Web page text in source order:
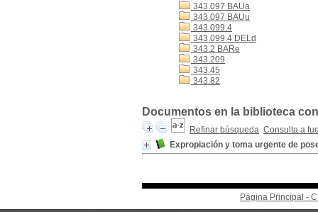
343.097 BAUa
343.097 BAUu
343.099.4
343.099.4 DELd
343.2 BARe
343.209
343.45
343.82
Documentos en la biblioteca
Refinar búsqueda Consulta a
Expropiación y toma urgente de
Página Principal -